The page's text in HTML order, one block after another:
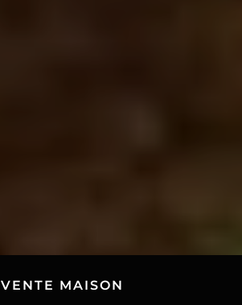
VENTE MAISON